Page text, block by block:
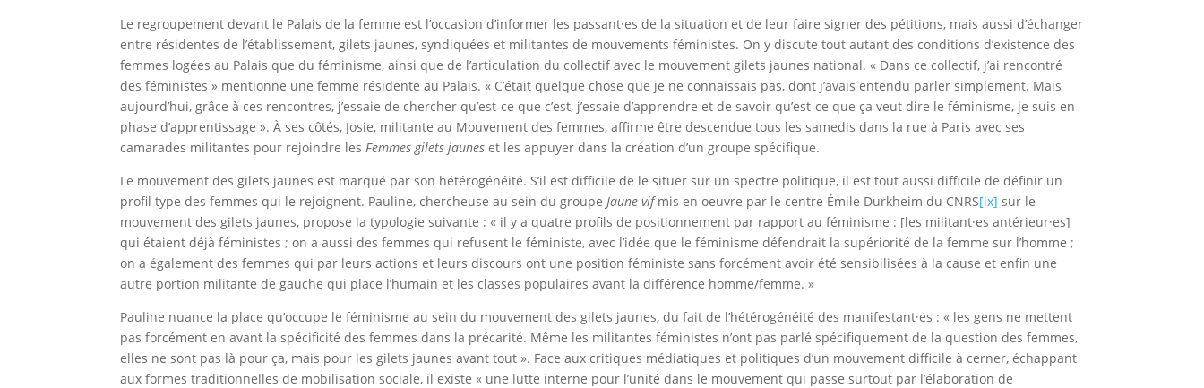
Le regroupement devant le Palais de la femme est l’occasion d’informer les passant·es de la situation et de leur faire signer des pétitions, mais aussi d’échanger
entre résidentes de l’établissement, gilets jaunes, syndiquées et militantes de mouvements féministes. On y discute tout autant des conditions d’existence des
femmes logées au Palais que du féminisme, ainsi que de l’articulation du collectif avec le mouvement gilets jaunes national. « Dans ce collectif, j’ai rencontré
des féministes » mentionne une femme résidente au Palais. « C’était quelque chose que je ne connaissais pas, dont j’avais entendu parler simplement. Mais
aujourd’hui, grâce à ces rencontres, j’essaie de chercher qu’est-ce que c’est, j’essaie d’apprendre et de savoir qu’est-ce que ça veut dire le féminisme, je suis en
phase d’apprentissage ». À ses côtés, Josie, militante au Mouvement des femmes, affirme être descendue tous les samedis dans la rue à Paris avec ses
camarades militantes pour rejoindre les Femmes gilets jauneset les appuyer dans la création d’un groupe spécifique.
Le mouvement des gilets jaunes est marqué par son hétérogénéité. S’il est difficile de le situer sur un spectre politique, il est tout aussi difficile de définir un
profil type des femmes qui le rejoignent. Pauline, chercheuse au sein du groupe Jaune vifmis en oeuvre par le centre Émile Durkheim du CNRS[ix] sur le
mouvement des gilets jaunes, propose la typologie suivante : « il y a quatre profils de positionnement par rapport au féminisme : [les militant·es antérieur·es]
qui étaient déjà féministes ; on a aussi des femmes qui refusent le féministe, avec l’idée que le féminisme défendrait la supériorité de la femme sur l’homme ;
on a également des femmes qui par leurs actions et leurs discours ont une position féministe sans forcément avoir été sensibilisées à la cause et enfin une
autre portion militante de gauche qui place l’humain et les classes populaires avant la différence homme/femme. »
Pauline nuance la place qu’occupe le féminisme au sein du mouvement des gilets jaunes, du fait de l’hétérogénéité des manifestant·es : « les gens ne mettent
pas forcément en avant la spécificité des femmes dans la précarité. Même les militantes féministes n’ont pas parlé spécifiquement de la question des femmes,
elles ne sont pas là pour ça, mais pour les gilets jaunes avant tout ». Face aux critiques médiatiques et politiques d’un mouvement difficile à cerner, échappant
aux formes traditionnelles de mobilisation sociale, il existe « une lutte interne pour l’unité dans le mouvement qui passe surtout par l’élaboration de